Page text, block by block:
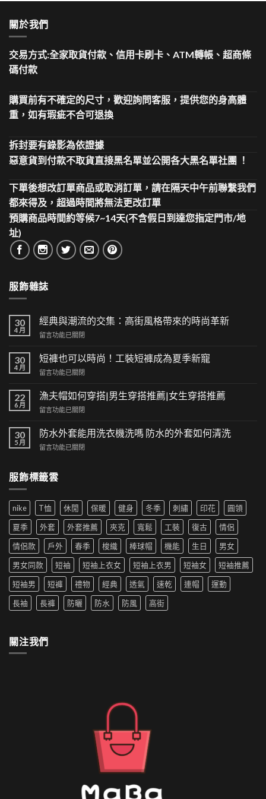
關於我們
交易方式:全家取貨付款、信用卡刷卡、ATM轉帳、超商條
碼付款
購買前有不確定的尺寸，歡迎詢問客服，提供您的身高體
重，如有瑕疵不合可退換
拆封要有錄影為依證據
惡意貨到付款不取貨直接黑名單並公開各大黑名單社團 ！
下單後想改訂單商品或取消訂單，請在隔天中午前聯繫我們
都來得及，超過時間將無法更改訂單
預購商品時間約等候7~14天(不含假日到達您指定門市/地
址)
服飾雜誌
30
4 月
經典與潮流的交集：高街風格帶來的時尚革新
在
典
與
潮
的
交
集：
街
風
來
尚
革
新〉
中
留言功能已關閉
30
4 月
短褲也可以時尚！工裝短褲成為夏季新寵
在
褲
也
可
時
尚！
工
短
褲
為
夏
季
新
寵〉
中
留言功能已關閉
22
6 月
漁夫帽如何穿搭|男生穿搭推薦|女生穿搭推薦
在
夫
帽
如
搭|
生
穿
搭
推
薦|
女
生
穿
搭
推
薦〉
中
留言功能已關閉
30
5 月
防水外套能用洗衣機洗嗎 防水的外套如何清洗
在
外
用
洗
衣
機
嗎
防
水
外
套
清
洗〉
留言功能已關閉
服飾標籤雲
nike T恤 休閒 保暖 健身 冬季 刺繡 印花
圓領
夏季
外套 外套推薦 夾克 寬鬆 工裝 復古
情侶
情侶款
戶外 春季 梭織 棒球帽 機能 生日
男女
男女同款
短袖 短袖上衣女 短袖上衣男 短袖女
短袖推薦
短袖男
短褲 禮物 經典 透氣 速乾 連帽
運動
長袖
長褲 防曬 防水 防風 高街
關注我們